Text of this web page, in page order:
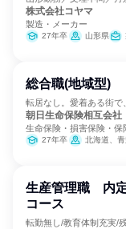
株式会社コヤマ
製造・メーカー
27年卒 山形県
総合職(地域型)
転居なし。愛着ある街で
朝日生命保険相互会社
生命保険・損害保険・保
27年卒 北海道、青森県、岩手県、宮城県、秋田県、山形県、福島県、茨城県、栃木県、群馬県、埼玉県、千葉県、東京都、神奈川県、新潟県、富山県、石川県、福井
生産管理職 内
コース
転勤無し/教育体制充実/